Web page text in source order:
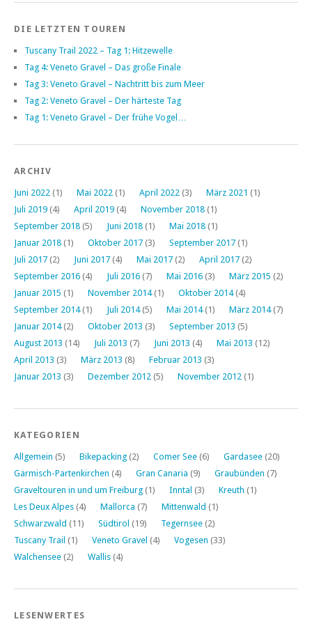
DIE LETZTEN TOUREN
Tuscany Trail 2022 – Tag 1: Hitzewelle
Tag 4: Veneto Gravel – Das große Finale
Tag 3: Veneto Gravel – Nachtritt bis zum Meer
Tag 2: Veneto Gravel – Der härteste Tag
Tag 1: Veneto Gravel – Der frühe Vogel…
ARCHIV
Juni 2022 (1) Mai 2022 (1) April 2022 (3) März 2021 (1)
Juli 2019 (4) April 2019 (4) November 2018 (1)
September 2018 (5) Juni 2018 (1) Mai 2018 (1)
Januar 2018 (1) Oktober 2017 (3) September 2017 (1)
Juli 2017 (2) Juni 2017 (4) Mai 2017 (2) April 2017 (2)
September 2016 (4) Juli 2016 (7) Mai 2016 (3) März 2015 (2)
Januar 2015 (1) November 2014(1) Oktober 2014(4)
September 2014(1) Juli 2014(5) Mai 2014(1) März 2014(7)
Januar 2014(2) Oktober 2013 (3) September 2013 (5)
August 2013 (14) Juli 2013 (7) Juni 2013 (4) Mai 2013 (12)
April 2013 (3) März 2013 (8) Februar 2013 (3)
Januar 2013 (3) Dezember 2012 (5) November 2012 (1)
KATEGORIEN
Allgemein (5) Bikepacking (2) Comer See (6) Gardasee (20)
Garmisch-Partenkirchen (4) Gran Canaria (9) Graubünden (7)
Graveltouren in und um Freiburg (1) Inntal (3) Kreuth (1)
Les Deux Alpes (4) Mallorca (7) Mittenwald (1)
Schwarzwald (11) Südtirol (19) Tegernsee (2)
Tuscany Trail (1) Veneto Gravel (4) Vogesen (33)
Walchensee (2) Wallis (4)
LESENWERTES